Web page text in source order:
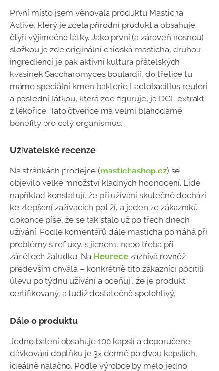
První místo jsem věnovala produktu Masticha
Active, který je zcela přírodní produkt a obsahuje
čtyři výjimečné látky. Jako první (a zároveň nosnou)
složkou je zde originální chioská masticha, druhou
ingrediencí je pak aktivní kultura přátelských
kvasinek Saccharomyces boulardii, do třetice tu
máme speciální kmen bakterie Lactobacillus reuteri
a poslední látkou, která zde figuruje, je DGL extrakt
z lékořice. Tato čtveřice má velmi blahodárné
benefity pro celý organismus.
Uživatelské recenze
Na stránkách prodejce (mastichashop.cz) se
objevilo velké množství kladných hodnocení. Lidé
například konstatují, že při užívání skutečně dochází
ke zlepšení zažívacích potíží, a jeden ze zákazníků
dokonce píše, že se tak stalo už po třech dnech
užívání. Podle komentářů dále masticha pomáhá při
problémy s refluxy, s jícnem, nebo třeba při
zánětech žaludku. Na Heurece zaznívá rovněž
především chvála – konkrétně tito zákazníci pocítili
úlevu po týdnu užívání a oceňují, že je produkt
certifikovaný, a tudíž dostatečně spolehlivý.
Dále o produktu
Jedno balení obsahuje 100 kapslí a doporučené
dávkování doplňku je 3× denně po dvou kapslích,
ideálně nalačno. Podle výrobce by mělo jedno